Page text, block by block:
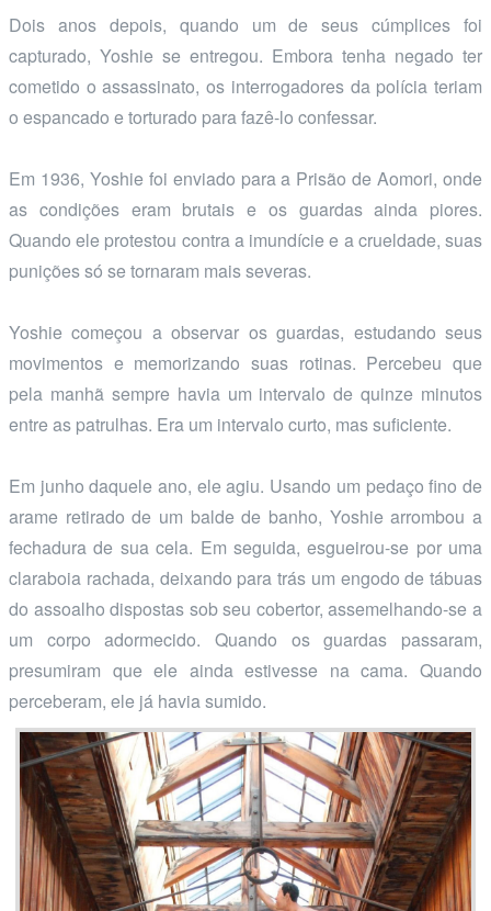
Dois anos depois, quando um de seus cúmplices foi
capturado, Yoshie se entregou. Embora tenha negado ter
cometido o assassinato, os interrogadores da polícia teriam
o espancado e torturado para fazê-lo confessar.
Em 1936, Yoshie foi enviado para a Prisão de Aomori, onde
as condições eram brutais e os guardas ainda piores.
Quando ele protestou contra a imundície e a crueldade, suas
punições só se tornaram mais severas.
Yoshie começou a observar os guardas, estudando seus
movimentos e memorizando suas rotinas. Percebeu que
pela manhã sempre havia um intervalo de quinze minutos
entre as patrulhas. Era um intervalo curto, mas suficiente.
Em junho daquele ano, ele agiu. Usando um pedaço fino de
arame retirado de um balde de banho, Yoshie arrombou a
fechadura de sua cela. Em seguida, esgueirou-se por uma
claraboia rachada, deixando para trás um engodo de tábuas
do assoalho dispostas sob seu cobertor, assemelhando-se a
um corpo adormecido. Quando os guardas passaram,
presumiram que ele ainda estivesse na cama. Quando
perceberam, ele já havia sumido.